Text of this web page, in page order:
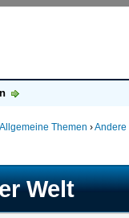
Allgemeine Themen ›Andere
Welt